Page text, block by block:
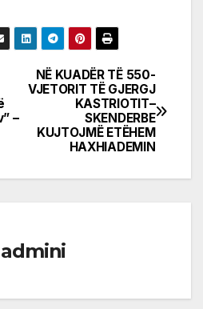
NË KUADËR TË 550-
VJETORIT TË GJERGJ
KASTRIOTIT–
SKENDERBE
KUJTOJMË ETËHEM
HAXHIADEMIN
–
admini